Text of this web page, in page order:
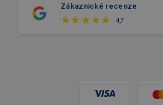
Zákaznické recenze
4,7